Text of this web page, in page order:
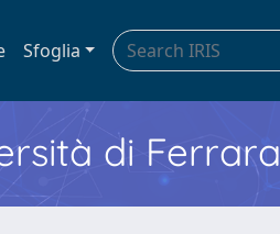
Sfoglia
di Ferrara